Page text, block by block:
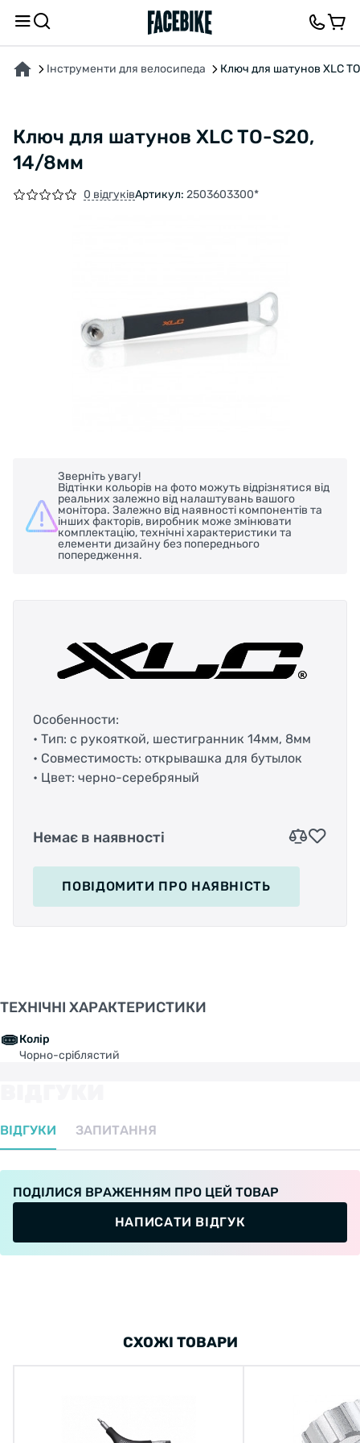
Інструменти для велосипеда Ключ для шатунов XLC
Ключ для шатунов XLC TO-S20,
14/8мм
0 відгуківАртикул: 2503603300*
Зверніть увагу!
Відтінки кольорів на фото можуть відрізнятися від
реальних залежно від налаштувань вашого
монітора. Залежно від наявності компонентів та
інших факторів, виробник може змінювати
комплектацію, технічні характеристики та
елементи дизайну без попереднього
попередження.
Особенности:
• Тип: с рукояткой, шестигранник 14мм, 8мм
• Совместимость: открывашка для бутылок
• Цвет: черно-серебряный
Немає в наявності
ПОВІДОМИТИ ПРО НАЯВНІСТЬ
ТЕХНІЧНІ ХАРАКТЕРИСТИКИ
Колір
Чорно-сріблястий
ВІДГУКИ ЗАПИТАННЯ
ПОДІЛИСЯ ВРАЖЕННЯМ ПРО ЦЕЙ ТОВАР
НАПИСАТИ ВІДГУК
ПРО ТОВАР ХАРАКТЕРИСТИКИВІДГУКИ ТА ЗАПИТАННЯ
СХОЖІ ТОВАРИ